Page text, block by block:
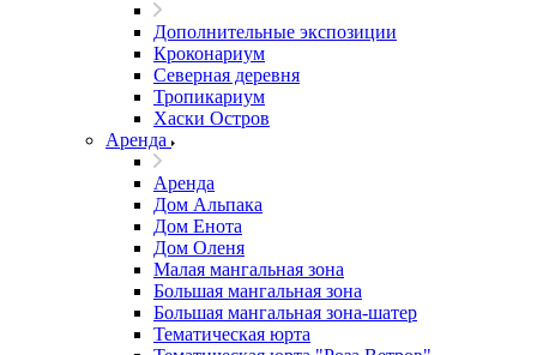
Дополнительные экспозиции
Кроконариум
Северная деревня
Тропикариум
Хаски Остров
Аренда
Аренда
Дом Альпака
Дом Енота
Дом Оленя
Малая мангальная зона
Большая мангальная зона
Большая мангальная зона-шатер
Тематическая юрта